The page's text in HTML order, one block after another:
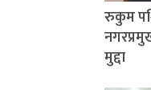
रुकुम
मुद्दा